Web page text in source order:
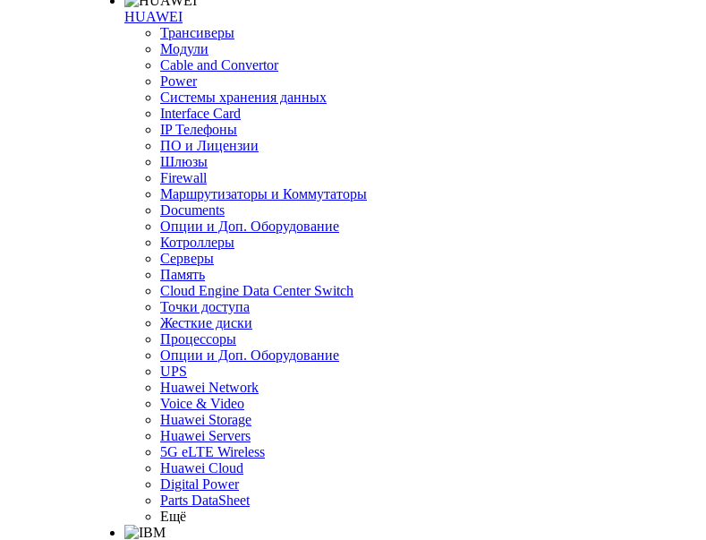
HUAWEI
Трансиверы
Модули
Cable and Convertor
Power
Системы хранения данных
Interface Card
IP Телефоны
ПО и Лицензии
Шлюзы
Firewall
Маршрутизаторы и Коммутаторы
Documents
Опции и Доп. Оборудование
Котроллеры
Серверы
Память
Cloud Engine Data Center Switch
Точки доступа
Жесткие диски
Процессоры
Опции и Доп. Оборудование
UPS
Huawei Network
Voice & Video
Huawei Storage
Huawei Servers
5G eLTE Wireless
Huawei Cloud
Digital Power
Parts DataSheet
Ещё